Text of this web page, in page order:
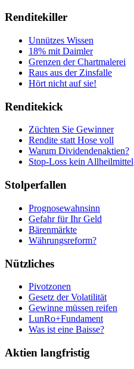
Renditekiller
Unnützes Wissen
18% mit Daimler
Grenzen der Chartmalerei
Raus aus der Zinsfalle
Hört nicht auf sie!
Renditekick
Züchten Sie Gewinner
Rendite statt Hose voll
Warum Dividendenaktien?
Stop-Loss kein Allheilmittel
Stolperfallen
Prognosewahnsinn
Gefahr für Ihr Geld
Bärenmärkte
Währungsreform?
Nützliches
Pivotzonen
Gesetz der Volatilität
Gewinne müssen reifen
LunRo+Fundament
Was ist eine Baisse?
Aktien langfristig